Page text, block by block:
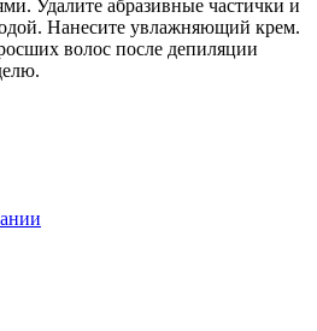
Удалите абразивные частички и
Нанесите увлажняющий крем.
волос после депиляции